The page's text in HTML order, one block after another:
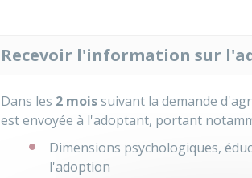
Recevoir l'information sur
Dans les 2 moissuivant la demande
est envoyée à l'adoptant, portant
Dimensions psychologiques,
l'adoption